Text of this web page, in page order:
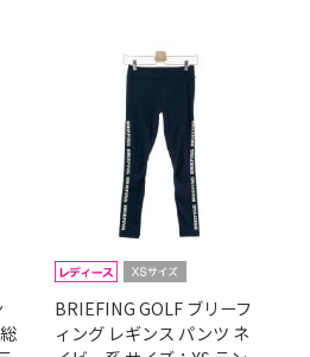
BRIEFING GOLF ブリーフ
ィング レギンス パンツ ネ